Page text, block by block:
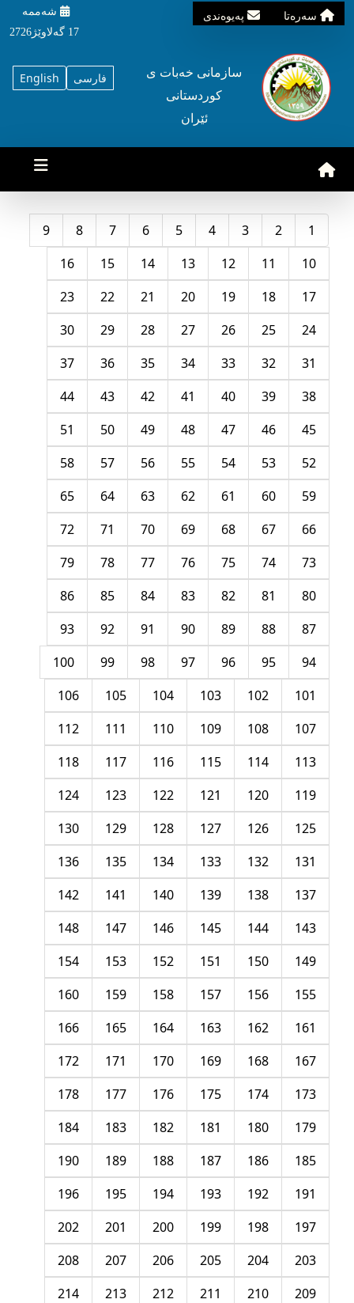
سه‌ره‌تا په‌یوه‌ندی
شه‌ممه‌
17 گه‌لاوێژ2726
English فارسی
سازمانی خه‌بات ی
کوردستانی
ئێران
1
2
3
4
5
6
7
8
9
10
11
12
13
14
15
16
17
18
19
20
21
22
23
24
25
26
27
28
29
30
31
32
33
34
35
36
37
38
39
40
41
42
43
44
45
46
47
48
49
50
51
52
53
54
55
56
57
58
59
60
61
62
63
64
65
66
67
68
69
70
71
72
73
74
75
76
77
78
79
80
81
82
83
84
85
86
87
88
89
90
91
92
93
94
95
96
97
98
99
100
101
102
103
104
105
106
107
108
109
110
111
112
113
114
115
116
117
118
119
120
121
122
123
124
125
126
127
128
129
130
131
132
133
134
135
136
137
138
139
140
141
142
143
144
145
146
147
148
149
150
151
152
153
154
155
156
157
158
159
160
161
162
163
164
165
166
167
168
169
170
171
172
173
174
175
176
177
178
179
180
181
182
183
184
185
186
187
188
189
190
191
192
193
194
195
196
197
198
199
200
201
202
203
204
205
206
207
208
209
210
211
212
213
214